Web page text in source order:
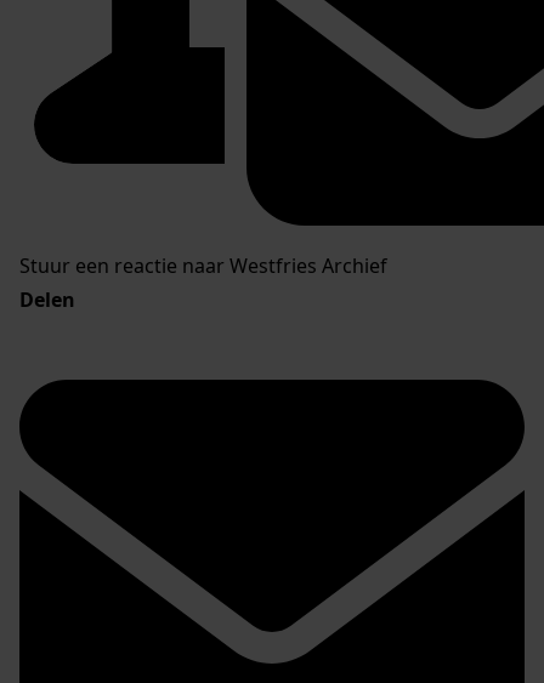
Stuur een reactie naar Westfries Archief
Delen